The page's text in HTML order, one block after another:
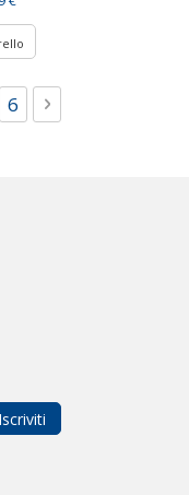
stai
Pagina
6 Pagina
Successivo
Iscriviti